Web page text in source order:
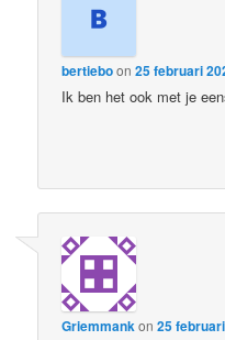
bertieboon25 februari
Ik ben het ook met je
Griemmankon25